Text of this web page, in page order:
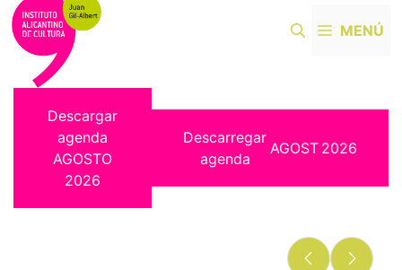
MENÚ
Descargar
agenda
AGOSTO
2026
Descarregar
agenda
AGOST 2026